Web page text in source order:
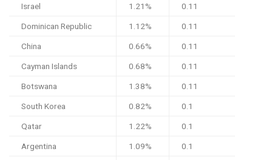
Israel 1.21% 0.11
Dominican Republic 1.12% 0.11
China 0.66% 0.11
Cayman Islands 0.68% 0.11
Botswana 1.38% 0.11
South Korea 0.82% 0.1
Qatar 1.22% 0.1
Argentina 1.09% 0.1